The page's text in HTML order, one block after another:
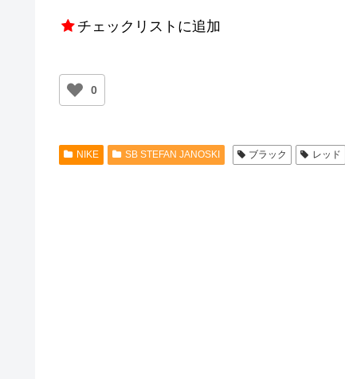
チェックリストに追加
0
NIKE SB STEFAN JANOSKI ブラック レッド